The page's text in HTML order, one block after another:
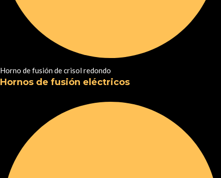
Horno de fusión de crisol redondo
Hornos de fusión eléctricos